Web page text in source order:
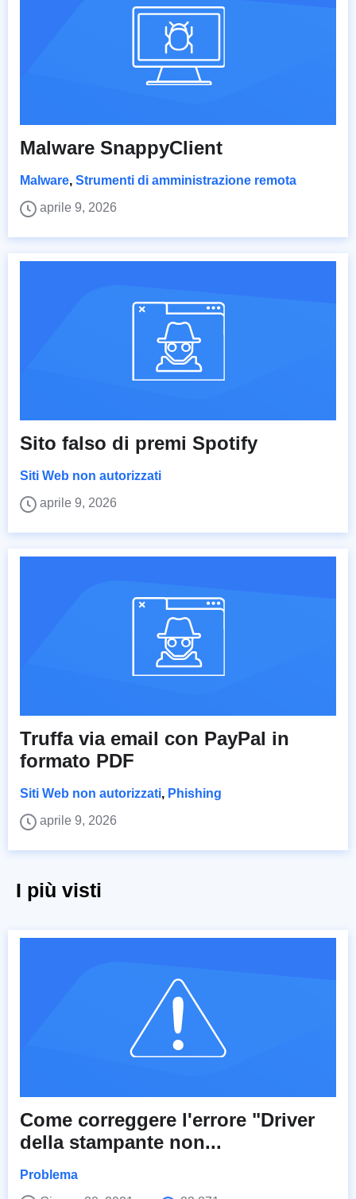
Malware SnappyClient
Malware, Strumenti di amministrazione remota
aprile 9, 2026
Sito falso di premi Spotify
Siti Web non autorizzati
aprile 9, 2026
Truffa via email con PayPal in
formato PDF
Siti Web non autorizzati, Phishing
aprile 9, 2026
I più visti
Come correggere l'errore "Driver
della stampante non...
Problema